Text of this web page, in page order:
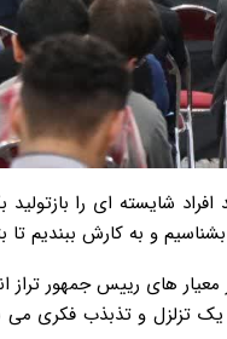
شایسته ای را
و به کارش ببندیم تا
معیار های رییس جمهور
تزلزل و تذبذب فکری می